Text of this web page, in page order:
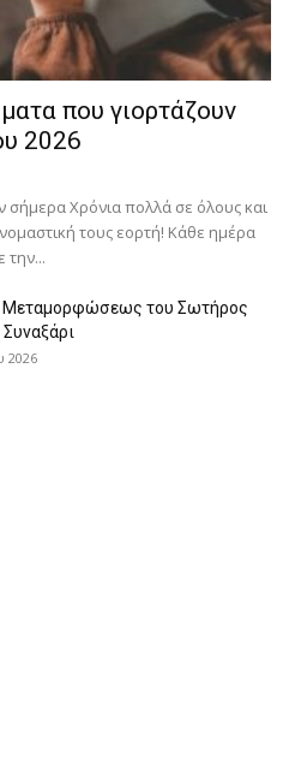
που γιορτάζουν
2026
σήμερα Χρόνια πολλά σε όλους και
τους εορτή! Κάθε ημέρα
την...
Μεταμορφώσεως του Σωτήρος
2026